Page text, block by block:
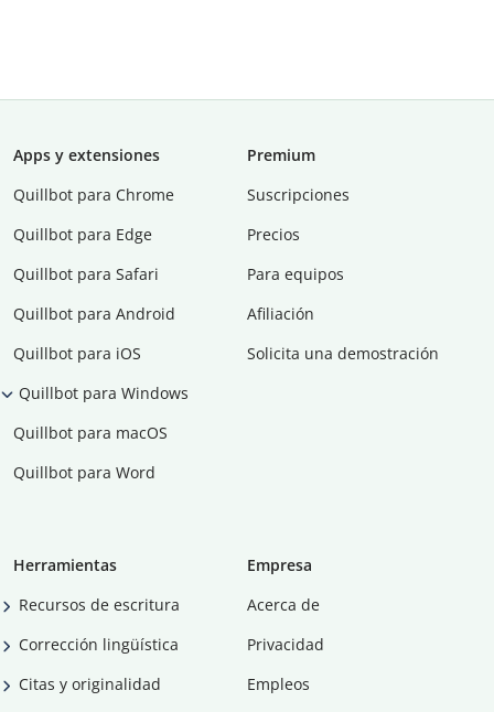
Apps y extensiones
Quillbot para Chrome
Quillbot para Edge
Quillbot para Safari
Quillbot para Android
Quillbot para iOS
Quillbot para Windows
Quillbot para macOS
Quillbot para Word
Premium
Suscripciones
Precios
Para equipos
Afiliación
Solicita una demostración
Herramientas
Recursos de escritura
Corrección lingüística
Citas y originalidad
Empresa
Acerca de
Privacidad
Empleos